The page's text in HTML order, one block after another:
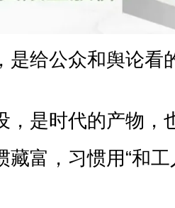
是给公众和舆论看
，是时代的产物，
藏富，习惯用“和